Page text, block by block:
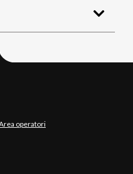
operatori